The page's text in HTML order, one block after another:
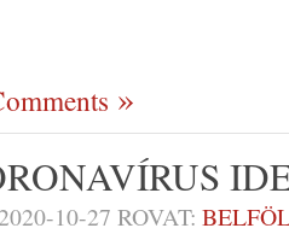
10-27 ROVAT: